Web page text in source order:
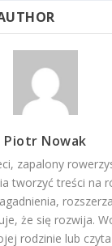
Piotr Nowak
zapalony
tworzyć treści na
że się rozwija.
rodzinie lub